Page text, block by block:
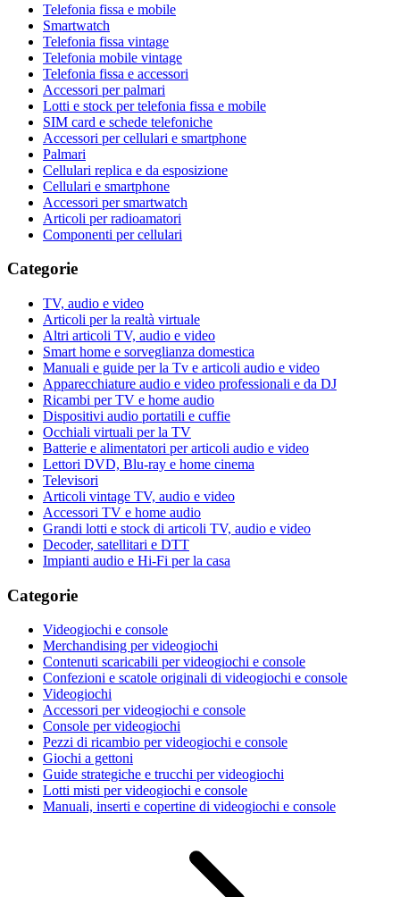
Telefonia fissa e mobile
Smartwatch
Telefonia fissa vintage
Telefonia mobile vintage
Telefonia fissa e accessori
Accessori per palmari
Lotti e stock per telefonia fissa e mobile
SIM card e schede telefoniche
Accessori per cellulari e smartphone
Palmari
Cellulari replica e da esposizione
Cellulari e smartphone
Accessori per smartwatch
Articoli per radioamatori
Componenti per cellulari
Categorie
TV, audio e video
Articoli per la realtà virtuale
Altri articoli TV, audio e video
Smart home e sorveglianza domestica
Manuali e guide per la Tv e articoli audio e video
Apparecchiature audio e video professionali e da DJ
Ricambi per TV e home audio
Dispositivi audio portatili e cuffie
Occhiali virtuali per la TV
Batterie e alimentatori per articoli audio e video
Lettori DVD, Blu-ray e home cinema
Televisori
Articoli vintage TV, audio e video
Accessori TV e home audio
Grandi lotti e stock di articoli TV, audio e video
Decoder, satellitari e DTT
Impianti audio e Hi-Fi per la casa
Categorie
Videogiochi e console
Merchandising per videogiochi
Contenuti scaricabili per videogiochi e console
Confezioni e scatole originali di videogiochi e console
Videogiochi
Accessori per videogiochi e console
Console per videogiochi
Pezzi di ricambio per videogiochi e console
Giochi a gettoni
Guide strategiche e trucchi per videogiochi
Lotti misti per videogiochi e console
Manuali, inserti e copertine di videogiochi e console